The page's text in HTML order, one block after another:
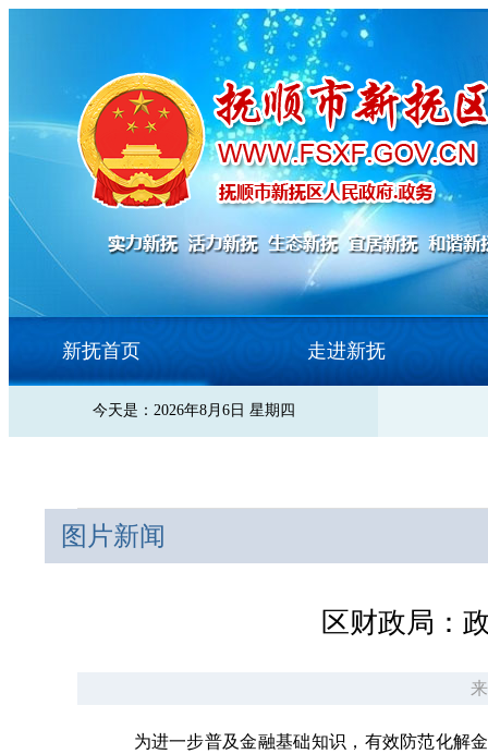
新抚首页 走进新抚
今天是：2026年8月6日 星期四
图片新闻
区财政局：
为进一步普及金融基础知识，有效防范化解